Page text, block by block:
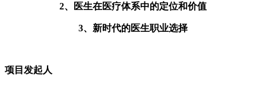
2、医生在医疗体系中的定位和价值
3、新时代的医生职业选择
项目发起人